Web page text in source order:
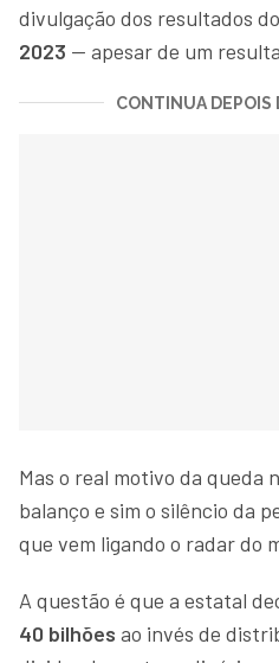
divulgação dos resultados do
2023 — apesar de um
CONTINUA DEPOIS
Mas o real motivo da queda
balanço e sim o silêncio da
que vem ligando o radar do
A questão é que a estatal
40 bilhões ao invés de